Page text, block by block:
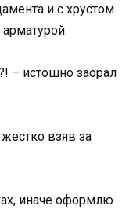
и с хрустом
– истошно заорал
взяв за
иначе оформлю